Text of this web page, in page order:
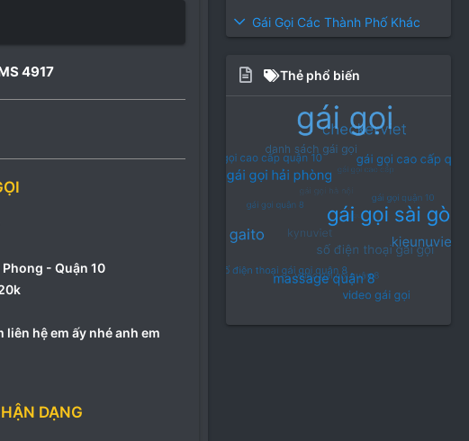
4917
Phong - Quận 10
liên hệ em ấy nhé anh em
DẠNG
Gái Gọi Các Thành Phố Khác
Thẻ phổ biến